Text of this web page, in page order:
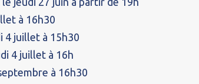
à 16h30
4 juillet à 15h30
4 juillet à 16h
à 16h30